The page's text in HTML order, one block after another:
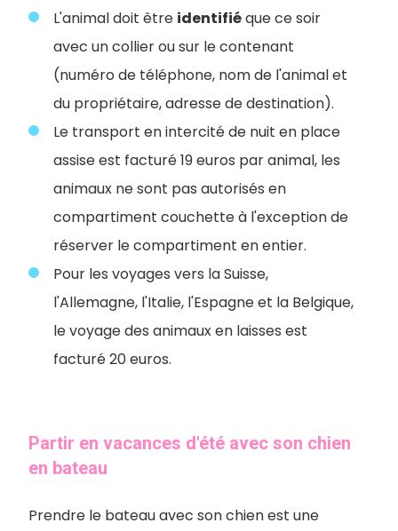
L'animal doit être identifiéque ce soir
avec un collier ou sur le contenant
(numéro de téléphone, nom de l'animal et
du propriétaire, adresse de destination).
Le transport en intercité de nuit en place
assise est facturé 19 euros par animal, les
animaux ne sont pas autorisés en
compartiment couchette à l'exception de
réserver le compartiment en entier.
Pour les voyages vers la Suisse,
l'Allemagne, l'Italie, l'Espagne et la Belgique,
le voyage des animaux en laisses est
facturé 20 euros.
Partir en vacances d'été avec son chien
en bateau
Prendre le bateau avec son chien est une